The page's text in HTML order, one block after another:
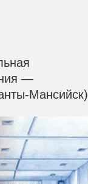
—
Мансийск)